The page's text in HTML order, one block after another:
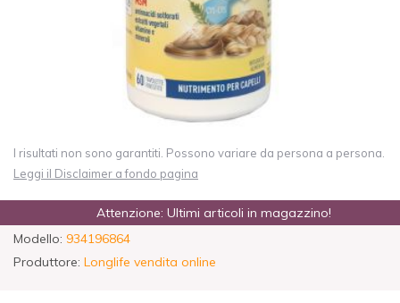
I risultati non sono garantiti. Possono variare da persona a persona.
Leggi il Disclaimer a fondo pagina
Attenzione: Ultimi articoli in magazzino!
Modello: 934196864
Produttore: Longlife vendita online